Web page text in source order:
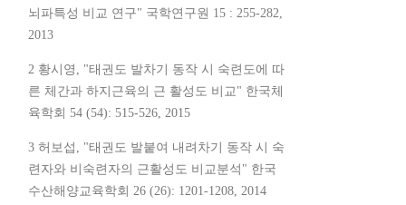
뇌파특성 비교 연구" 국학연구원 15 : 255-282,
2013
2 황시영, "태권도 발차기 동작 시 숙련도에 따
른 체간과 하지근육의 근 활성도 비교" 한국체
육학회 54 (54): 515-526, 2015
3 허보섭, "태권도 발붙여 내려차기 동작 시 숙
련자와 비숙련자의 근활성도 비교분석" 한국
수산해양교육학회 26 (26): 1201-1208, 2014